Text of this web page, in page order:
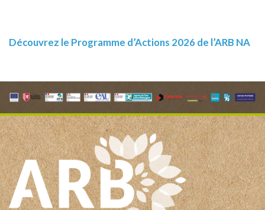
Découvrez le Programme d’Actions 2026 de l’ARB NA